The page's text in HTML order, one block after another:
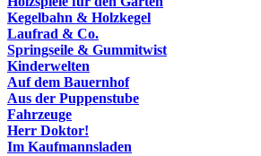
Kegelbahn & Holzkegel
Laufrad & Co.
Springseile & Gummitwist
Kinderwelten
Auf dem Bauernhof
Aus der Puppenstube
Fahrzeuge
Herr Doktor!
Im Kaufmannsladen